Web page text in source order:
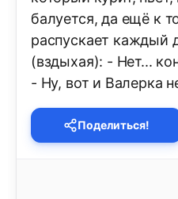
балуется, да ещё к
распускает каждый
(вздыхая): - Нет...
- Ну, вот и Валерка
Поделиться!